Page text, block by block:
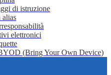
di istruzione
alias
elettronici
(Bring Your Own Device)